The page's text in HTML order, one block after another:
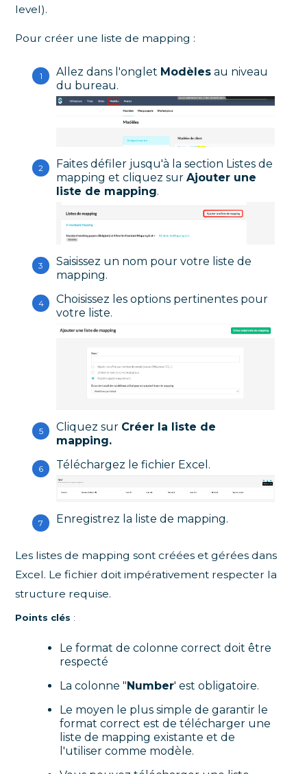
level).
Pour créer une liste de mapping :
Allez dans l'onglet Modèles au niveau
du bureau.
Faites défiler jusqu'à la section Listes de
mapping et cliquez surAjouter une
liste de mapping.
Saisissez un nom pour votre liste de
mapping.
Choisissez les options pertinentes pour
votre liste.
Cliquez sur Créer la liste de
mapping.
Téléchargez le fichier Excel.
Enregistrez la liste de mapping.
Les listes de mapping sont créées et gérées dans
Excel. Le fichier doit impérativement respecter la
structure requise.
Points clés :
Le format de colonne correct doit être
respecté
La colonne "Number' est obligatoire.
Le moyen le plus simple de garantir le
format correct est de télécharger une
liste de mapping existante et de
l'utiliser comme modèle.